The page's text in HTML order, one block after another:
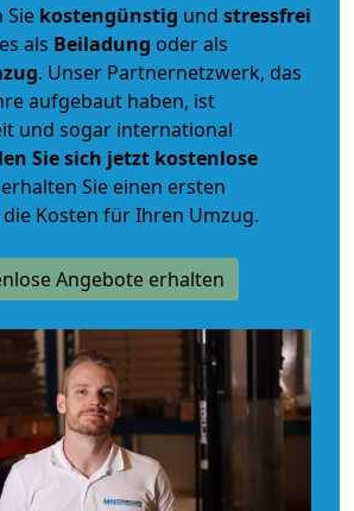
Sie kostengünstig und stressfrei
als Beiladung oder als
. Unser Partnernetzwerk, das
aufgebaut haben, ist
und sogar international
Sie sich jetzt kostenlose
Sie einen ersten
Kosten für Ihren Umzug.
Angebote erhalten